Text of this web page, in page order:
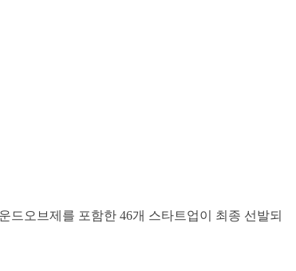
드오브제를 포함한 46개 스타트업이 최종 선발되